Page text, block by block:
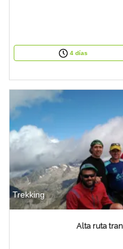
4 días
Trekking
Alta ruta